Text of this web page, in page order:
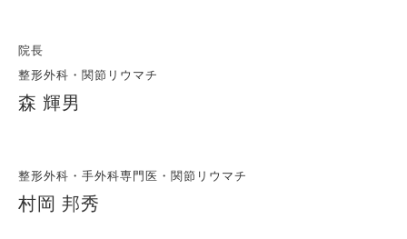
院長
整形外科・関節リウマチ
森 輝男
整形外科・手外科専門医・関節リウマチ
村岡 邦秀